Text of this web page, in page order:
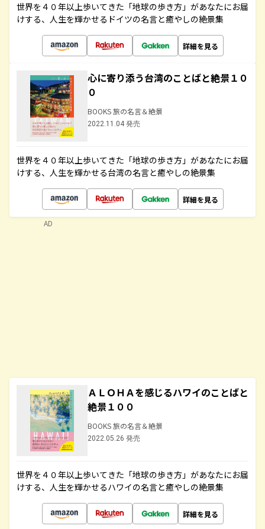
世界を４０年以上歩いてきた「地球の歩き方」があなたにお届
けする、人生を輝かせるドイツの名言と癒やしの絶景集
詳細を見る
心に寄り添う台湾のことばと絶景１０
０
BOOKS 旅の名言＆絶景
2022.11.04 発売
世界を４０年以上歩いてきた「地球の歩き方」があなたにお届
けする、人生を輝かせる台湾の名言と癒やしの絶景集
詳細を見る
ＡＬＯＨＡを感じるハワイのことばと
絶景１００
BOOKS 旅の名言＆絶景
2022.05.26 発売
世界を４０年以上歩いてきた「地球の歩き方」があなたにお届
けする、人生を輝かせるハワイの名言と癒やしの絶景集
詳細を見る
AD